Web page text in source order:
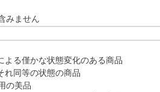
みません
よる僅かな状態変化のある商品
れ同等の状態の商品
美品